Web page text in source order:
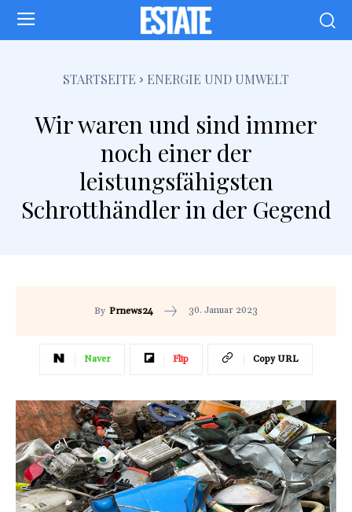
STARTSEITE ENERGIE UND UMWELT
Wir waren und sind immer
noch einer der
leistungsfähigsten
Schrotthändler in der Gegend
By Prnews24 30. Januar 2023
Naver Flip Copy URL